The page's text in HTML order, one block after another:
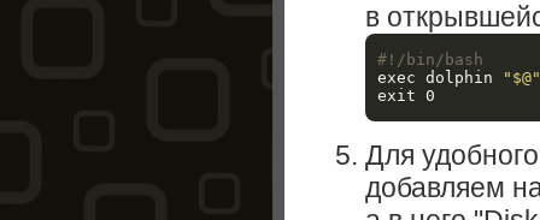
в
#!/bin/bash
exec dolphin
"$@"
exit
Для
добавляем